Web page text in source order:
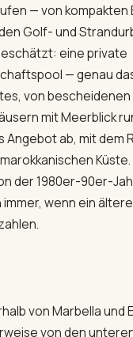
— von kompakten
Golf- und
eine private
— genau
von bescheidenen
mit Meerblick
Angebot ab, mit dem
der 1980er-90er-
wenn ein
von Marbella und
von den